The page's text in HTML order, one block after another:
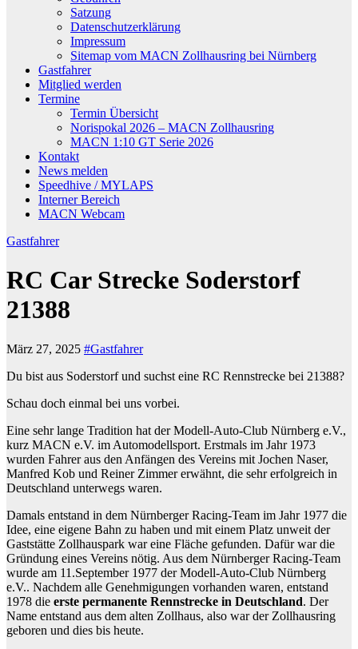
Satzung
Datenschutzerklärung
Impressum
Sitemap vom MACN Zollhausring bei Nürnberg
Gastfahrer
Mitglied werden
Termine
Termin Übersicht
Norispokal 2026 – MACN Zollhausring
MACN 1:10 GT Serie 2026
Kontakt
News melden
Speedhive / MYLAPS
Interner Bereich
MACN Webcam
Gastfahrer
RC Car Strecke Soderstorf
21388
März 27, 2025 #Gastfahrer
Du bist aus Soderstorf und suchst eine RC Rennstrecke bei 21388?
Schau doch einmal bei uns vorbei.
Eine sehr lange Tradition hat der Modell-Auto-Club Nürnberg e.V.,
kurz MACN e.V. im Automodellsport. Erstmals im Jahr 1973
wurden Fahrer aus den Anfängen des Vereins mit Jochen Naser,
Manfred Kob und Reiner Zimmer erwähnt, die sehr erfolgreich in
Deutschland unterwegs waren.
Damals entstand in dem Nürnberger Racing-Team im Jahr 1977 die
Idee, eine eigene Bahn zu haben und mit einem Platz unweit der
Gaststätte Zollhauspark war eine Fläche gefunden. Dafür war die
Gründung eines Vereins nötig. Aus dem Nürnberger Racing-Team
wurde am 11.September 1977 der Modell-Auto-Club Nürnberg
e.V.. Nachdem alle Genehmigungen vorhanden waren, entstand
1978 die erste permanente Rennstrecke in Deutschland. Der
Name entstand aus dem alten Zollhaus, also war der Zollhausring
geboren und dies bis heute.